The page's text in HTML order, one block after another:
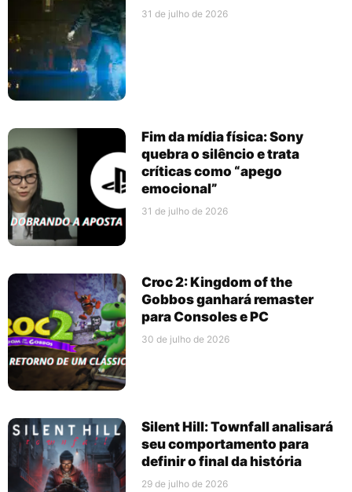
31 de julho de 2026
Fim da mídia física: Sony
quebra o silêncio e trata
críticas como “apego
emocional”
31 de julho de 2026
Croc 2: Kingdom of the
Gobbos ganhará remaster
para Consoles e PC
30 de julho de 2026
Silent Hill: Townfall analisará
seu comportamento para
definir o final da história
29 de julho de 2026